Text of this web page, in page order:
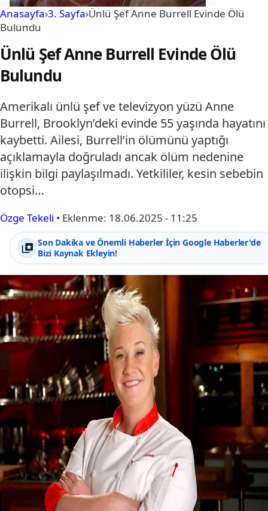
Anasayfa›3. Sayfa›Ünlü Şef Anne Burrell Evinde Ölü
Bulundu
Ünlü Şef Anne Burrell Evinde Ölü
Bulundu
Amerikalı ünlü şef ve televizyon yüzü Anne
Burrell, Brooklyn’deki evinde 55 yaşında hayatını
kaybetti. Ailesi, Burrell’in ölümünü yaptığı
açıklamayla doğruladı ancak ölüm nedenine
ilişkin bilgi paylaşılmadı. Yetkililer, kesin sebebin
otopsi…
Özge Tekeli • Eklenme: 18.06.2025 - 11:25
Son Dakika ve Önemli Haberler İçin Google Haberler'de
Bizi Kaynak Ekleyin!